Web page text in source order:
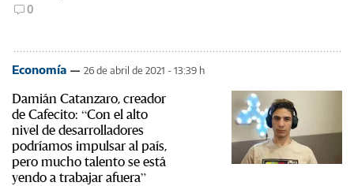
0
Economía 26 de abril de 2021 - 13:39 h
Damián Catanzaro, creador
de Cafecito: “Con el alto
nivel de desarrolladores
podríamos impulsar al país,
pero mucho talento se está
yendo a trabajar afuera”